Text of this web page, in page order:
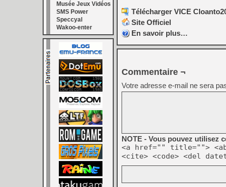
Musée Jeux Vidéos
SMS Power
Speccyal
Wakoo-enter
Télécharger VICE
Site Officiel
En savoir plus…
Commentaire ¬
Votre adresse e-mail ne sera
NOTE - Vous pouvez utilisez
<a href="" title="">
<cite> <code> <del